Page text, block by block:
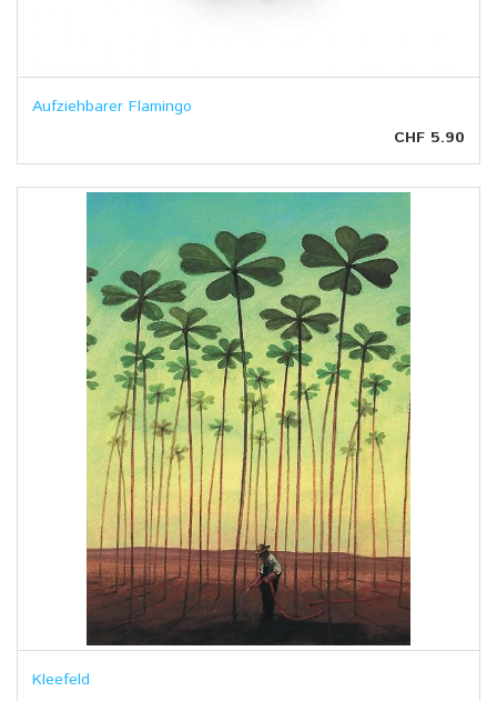
Aufziehbarer Flamingo
CHF 5.90
Kleefeld